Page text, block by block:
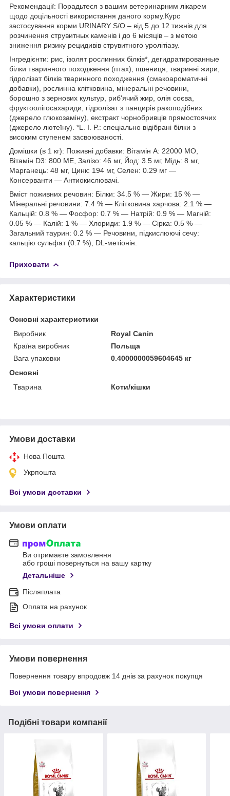
Рекомендації: Порадьтеся з вашим ветеринарним лікарем
щодо доцільності використання даного корму.Курс
застосування корми URINARY S/O – від 5 до 12 тижнів для
розчинення струвитных каменів і до 6 місяців – з метою
зниження ризику рецидивів струвитного уролітіазу.
Інгредієнти: рис, ізолят рослинних білків*, дегидратированные
білки тваринного походження (птах), пшениця, тваринні жири,
гідролізат білків тваринного походження (смакоароматичні
добавки), рослинна клітковина, мінеральні речовини,
борошно з зернових культур, риб'ячий жир, олія соєва,
фруктоолігосахариди, гідролізат з панцирів ракоподібних
(джерело глюкозаміну), екстракт чорнобривців прямостоячих
(джерело лютеїну). *L. I. P.: спеціально відібрані білки з
високим ступенем засвоюваності.
Домішки (в 1 кг): Поживні добавки: Вітамін A: 22000 МО,
Вітамін D3: 800 ME, Залізо: 46 мг, Йод: 3.5 мг, Мідь: 8 мг,
Марганець: 48 мг, Цинк: 194 мг, Селен: 0.29 мг —
Консерванти — Антиокислювачі.
Вміст поживних речовин: Білки: 34.5 % — Жири: 15 % —
Мінеральні речовини: 7.4 % — Клітковина харчова: 2.1 % —
Кальцій: 0.8 % — Фосфор: 0.7 % — Натрій: 0.9 % — Магній:
0.05 % — Калій: 1 % — Хлориди: 1.9 % — Сірка: 0.5 % —
Загальний таурин: 0.2 % — Речовини, підкислюючі сечу:
кальцію сульфат (0.7 %), DL-метіонін.
Приховати
Характеристики
Основні характеристики
Виробник
Royal Canin
Країна виробник
Польща
Вага упаковки
0.4000000059604645 кг
Основні
Тварина
Коти/кішки
Умови доставки
Нова Пошта
Укрпошта
Всі умови доставки
Умови оплати
Ви отримаєте замовлення
або гроші повернуться на вашу картку
Детальніше
Післяплата
Оплата на рахунок
Всі умови оплати
Умови повернення
Повернення товару впродовж 14 днів за рахунок покупця
Всі умови повернення
Подібні товари компанії